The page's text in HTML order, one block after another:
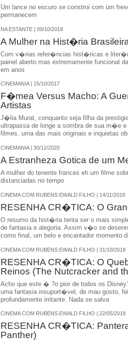
Um lance no escuro se constroi com um
permanecem
NA ESTANTE | 09/10/2018
A Mulher na Hist�ria
Com v�rias refer�ncias hist�ricas e
painel aberto mas extremamente funcional
em anos
CINEMANIA | 15/10/2017
F�mea Versus Macho: A
Artistas
J�lia Murat, conquanto seja filha da
ultrapassa de longe a sombra de sua m�e
filmes, uma das mais originais e inquietas
CINEMANIA | 30/12/2020
A Estranheza Gotica de um
A mulher do tenente frances eh um filme
distanciadas no tempo
CINEMA COM RUBENS EWALD FILHO | 14/11/2018
RESENHA CR�TICA: O
O resumo da hist�ria tenta ser o mais
de fantasia e alegoria. Assim v�o se
como final, um belo e encantador momento
CINEMA COM RUBENS EWALD FILHO | 31/10/2018
RESENHA CR�TICA: O
Reinos (The Nutcracker and
Acho que este � ?o pior de todos os
uma fantasia insuport�vel, de mau gosto,
profundamente irritante. Nada se salva
CINEMA COM RUBENS EWALD FILHO | 22/05/2018
RESENHA CR�TICA:
Panther)